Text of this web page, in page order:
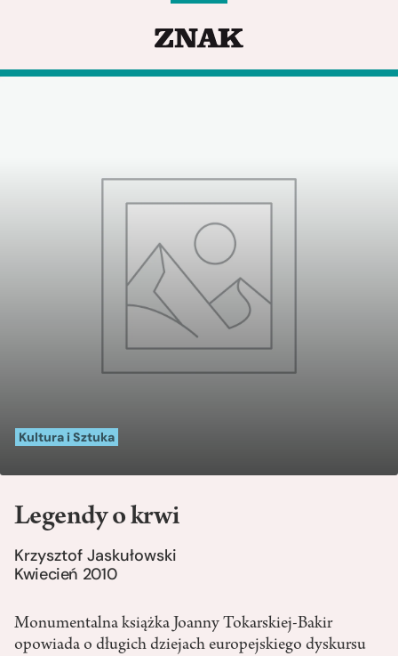
Kultura i Sztuka
Legendy o krwi
Krzysztof Jaskułowski
Kwiecień 2010
Monumentalna książka Joanny Tokarskiej-Bakir
opowiada o długich dziejach europejskiego dyskursu